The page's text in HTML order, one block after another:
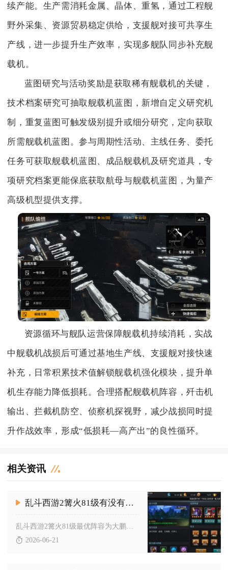
续产能。生产需消耗金属、晶体、重氢，通过工程舰
野外采集、资源贸易稳定供给，支援舰对接可共享生
产线，进一步提升生产效率，实现多舰队同步补充舰
载机。
蓝图研究与活动奖励是获取稀有舰载机的关键，
技术档案研究可抽取舰载机蓝图，新增自定义研究机
制，重复蓝图可触发级别提升或细分研究，定向获取
所需舰载机蓝图。参与周期性活动、主线任务、委托
任务可获取舰载机蓝图、成品舰载机及研究道具，专
项研究档案更能保底获取航母与舰载机蓝图，为量产
高级机型提供支撑。
资源循环与舰队运营保障舰载机持续消耗，实战
中舰载机战损后可通过基地生产线、支援舰对接快速
补充，日常积累技术值解锁舰载机强化模块，提升单
机生存能力降低损耗。合理搭配舰载机阵容，歼击机
输出、拦截机防空、侦察机探视野，减少战损同时提
升作战效率，形成“低损耗—高产出”的良性循环。
相关资讯
乱斗西游2篝火81级有没有适合的阵容推荐
2026-06-21